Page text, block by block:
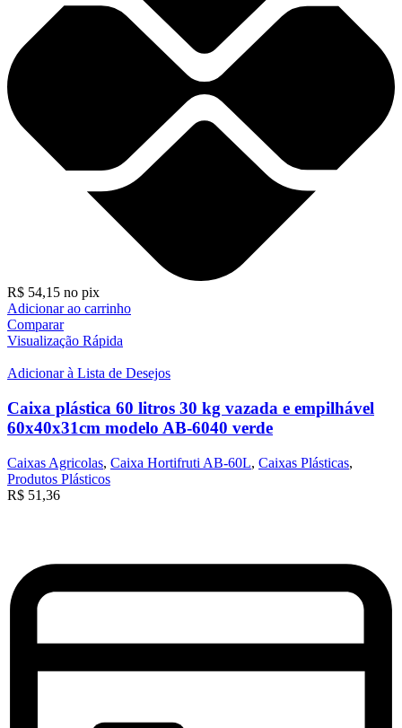
R$ 54,15 no pix
Adicionar ao carrinho
Comparar
Visualização Rápida
Adicionar à Lista de Desejos
Caixa plástica 60 litros 30 kg vazada e empilhável
60x40x31cm modelo AB-6040 verde
Caixas Agricolas, Caixa Hortifruti AB-60L, Caixas Plásticas,
Produtos Plásticos
R$ 51,36